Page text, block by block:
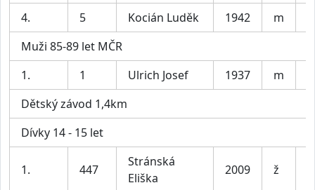
4. 5 Kocián Luděk 1942 m
Muži 85-89 let MČR
1.
1 Ulrich Josef 1937 m
Dětský závod 1,4km
Dívky 14 - 15 let
1. 447
Stránská
Eliška
2009 ž